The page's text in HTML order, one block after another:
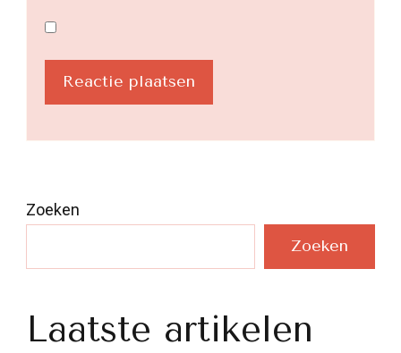
Zoeken
Zoeken
Laatste artikelen